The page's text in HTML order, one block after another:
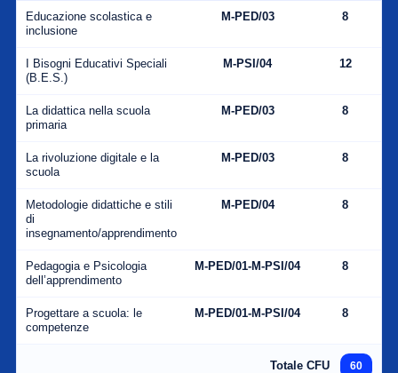
Educazione scolastica e
inclusione
M-PED/03 8
I Bisogni Educativi Speciali
(B.E.S.)
M-PSI/04 12
La didattica nella scuola
primaria
M-PED/03 8
La rivoluzione digitale e la
scuola
M-PED/03 8
Metodologie didattiche e stili
di
insegnamento/apprendimento
M-PED/04 8
Pedagogia e Psicologia
dell’apprendimento
M-PED/01-M-PSI/04 8
Progettare a scuola: le
competenze
M-PED/01-M-PSI/04 8
Totale CFU 60